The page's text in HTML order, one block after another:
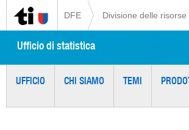
DFE Divisione delle risorse
Ufficio di statistica
UFFICIO CHI SIAMO TEMI